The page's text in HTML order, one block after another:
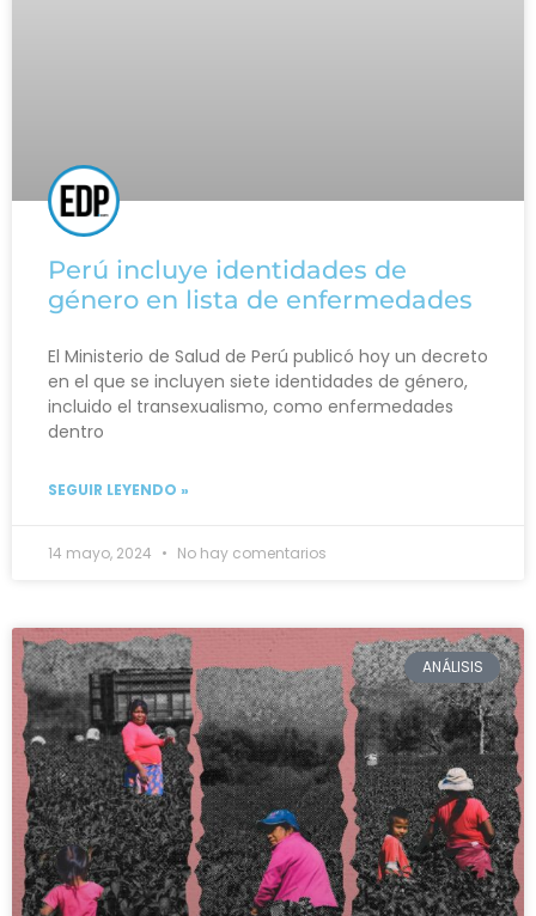
Perú incluye identidades de
género en lista de enfermedades
El Ministerio de Salud de Perú publicó hoy un decreto
en el que se incluyen siete identidades de género,
incluido el transexualismo, como enfermedades
dentro
SEGUIR LEYENDO »
14 mayo, 2024 No hay comentarios
ANÁLISIS